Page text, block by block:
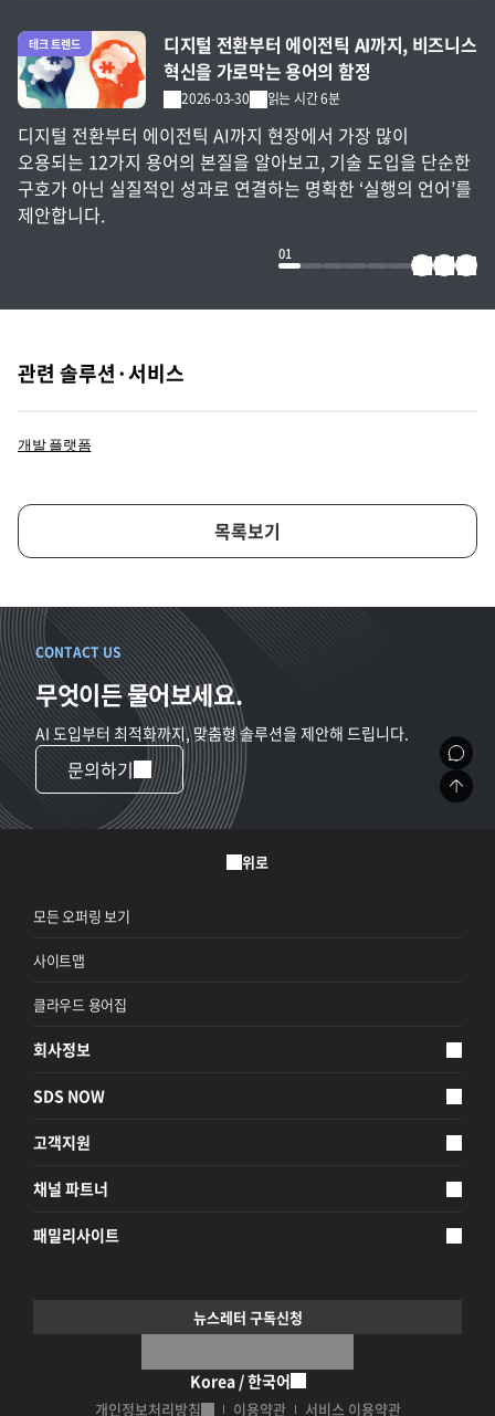
전체 글 보기
테크 트렌드
2026-03-30 읽는 시간 6분
디지털 전환부터 에이전틱 AI까지, 비즈니스
혁신을 가로막는 용어의 함정
디지털 전환부터 에이전틱 AI까지 현장에서 가장 많이
오용되는 12가지 용어의 본질을 알아보고, 기술 도입을 단순한
구호가 아닌 실질적인 성과로 연결하는 명확한 ‘실행의 언어’를
제안합니다.
01
관련 솔루션·서비스
개발 플랫폼
목록보기
CONTACT US
무엇이든 물어보세요.
AI 도입부터 최적화까지, 맞춤형 솔루션을 제안해 드립니다.
문의하기
위로
모든 오퍼링 보기
사이트맵
클라우드 용어집
회사정보
SDS NOW
고객지원
채널 파트너
패밀리사이트
뉴스레터 구독신청
Korea / 한국어
개인정보처리방침 이용약관 서비스 이용약관